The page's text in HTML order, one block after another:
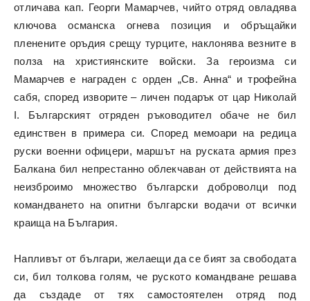
отличава кап. Георги Мамарчев, чийто отряд овладява
ключова османска огнева позиция и обръщайки
пленените оръдия срещу турците, наклонява везните в
полза на християнските войски. За героизма си
Мамарчев е награден с орден „Св. Анна“ и трофейна
сабя, според изворите – личен подарък от цар Николай
I. Българският отряден ръководител обаче не бил
единствен в примера си. Според мемоари на редица
руски военни офицери, маршът на руската армия през
Балкана бил непрестанно облекчаван от действията на
неизброимо множество български доброволци под
командването на опитни български водачи от всички
краища на България.
Напливът от българи, желаещи да се бият за свободата
си, бил толкова голям, че руското командване решава
да създаде от тях самостоятелен отряд под